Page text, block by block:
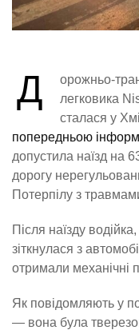
Д
орожньо-
легковика
сталася у
попередньою
допустила наїзд на
дорогу
Потерпілу з
Після наїзду
зіткнулася з
отримали механічні
Як повідомляють у
— вона була